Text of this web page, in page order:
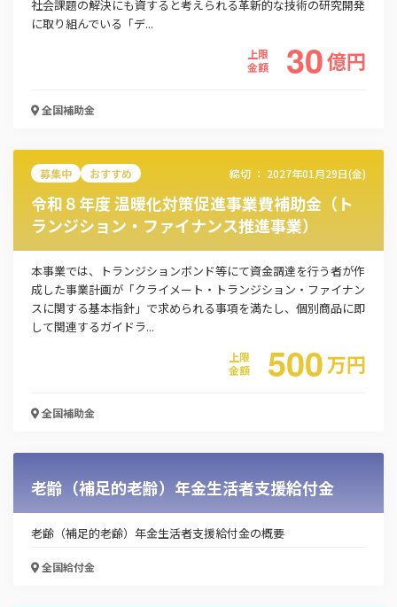
この補助金の情報をPDFダウンロード
お名前
会社名
メールアドレス
社会課題の解決にも資すると考えられる革新的な技術の研究開発
に取り組んでいる「デ...
上限
金額
30億円
全国補助金
募集中 おすすめ 締切 ： 2027年01月29日(金)
令和８年度 温暖化対策促進事業費補助金（ト
ランジション・ファイナンス推進事業）
本事業では、トランジションボンド等にて資金調達を行う者が作
成した事業計画が「クライメート・トランジション・ファイナン
スに関する基本指針」で求められる事項を満たし、個別商品に即
して関連するガイドラ...
上限
金額
500万円
全国補助金
老齢（補足的老齢）年金生活者支援給付金
老齢（補足的老齢）年金生活者支援給付金の概要
全国給付金